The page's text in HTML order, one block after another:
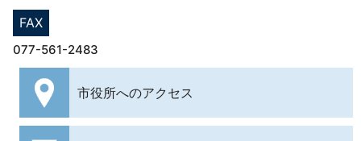
FAX
077-561-2483
市役所へのアクセス